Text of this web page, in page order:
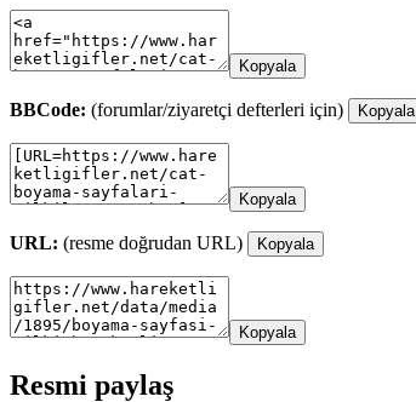
Kopyala
BBCode: (forumlar/ziyaretçi defterleri için) Kopyala
Kopyala
URL: (resme doğrudan URL) Kopyala
Kopyala
Resmi paylaş